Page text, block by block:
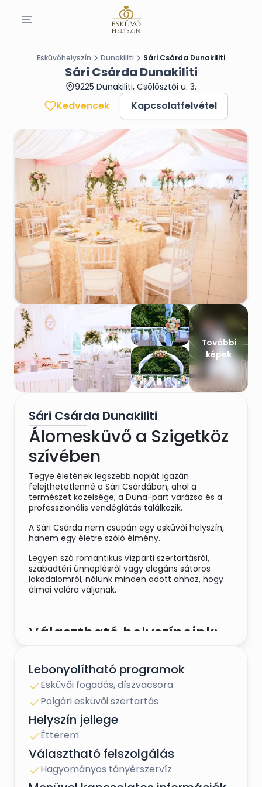
Esküvőhelyszín Dunakiliti Sári Csárda Dunakiliti
Sári Csárda Dunakiliti
9225 Dunakiliti, Csölösztői u. 3.
Kedvencek Kapcsolatfelvétel
További
képek
Sári Csárda Dunakiliti
Álomesküvő a Szigetköz
szívében
Tegye életének legszebb napját igazán
felejthetetlenné a Sári Csárdában, ahol a
természet közelsége, a Duna-part varázsa és a
professzionális vendéglátás találkozik.
A Sári Csárda nem csupán egy esküvői helyszín,
hanem egy életre szóló élmény.
Legyen szó romantikus vízparti szertartásról,
szabadtéri ünneplésről vagy elegáns sátoros
lakodalomról, nálunk minden adott ahhoz, hogy
álmai valóra váljanak.
Választható helyszíneink:
Rendezvénysátor
Öthektáros, gondozott parkunkban, közvetlenül a
Duna-parton található hófehér,
panorámaablakos Röder rendezvénysátrunk. Az
elegáns, fixen telepített sátor kifejezetten
esküvők lebonyolítására készült, és tökéletes
választás élete egyik legfontosabb napjához.
A kifinomult hangulatról a földig érő fehér
abroszok és az elegáns berendezés gondoskodik.
A nyári hónapokban klimatizált környezetet
Lebonyolítható programok
Esküvői fogadás, díszvacsora
Polgári esküvői szertartás
Helyszín jellege
Étterem
Választható felszolgálás
Hagyományos tányérszervíz